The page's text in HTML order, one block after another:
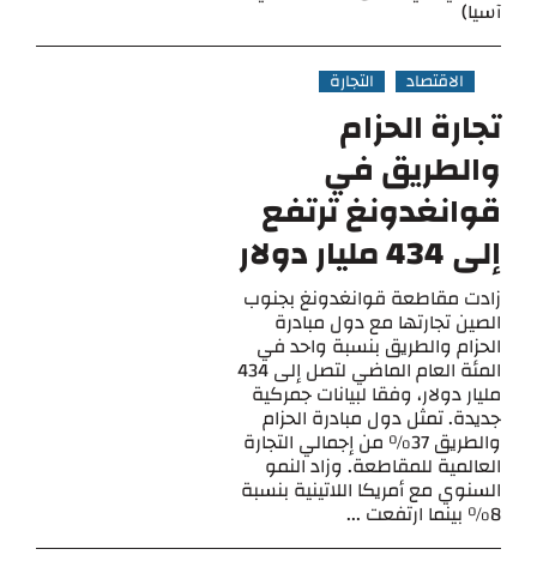
آسيا)
الاقتصاد التجارة
تجارة الحزام
والطريق في
قوانغدونغ ترتفع
إلى 434 مليار دولار
زادت مقاطعة قوانغدونغ بجنوب
الصين تجارتها مع دول مبادرة
الحزام والطريق بنسبة واحد في
المئة العام الماضي لتصل إلى 434
مليار دولار، وفقا لبيانات جمركية
جديدة. تمثل دول مبادرة الحزام
والطريق 37% من إجمالي التجارة
العالمية للمقاطعة. وزاد النمو
السنوي مع أمريكا اللاتينية بنسبة
8% بينما ارتفعت ...